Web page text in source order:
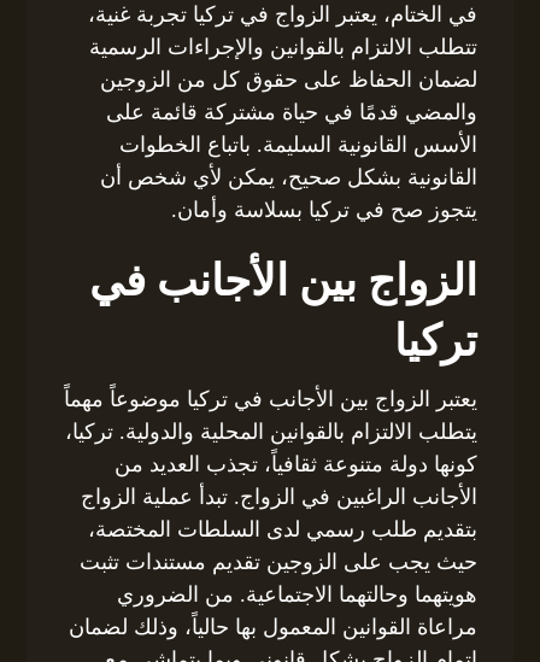
في الختام، يعتبر الزواج في تركيا تجربة غنية،
تتطلب الالتزام بالقوانين والإجراءات الرسمية
لضمان الحفاظ على حقوق كل من الزوجين
والمضي قدمًا في حياة مشتركة قائمة على
الأسس القانونية السليمة. باتباع الخطوات
القانونية بشكل صحيح، يمكن لأي شخص أن
يتجوز صح في تركيا بسلاسة وأمان.
الزواج بين الأجانب في
تركيا
يعتبر الزواج بين الأجانب في تركيا موضوعاً مهماً
يتطلب الالتزام بالقوانين المحلية والدولية. تركيا،
كونها دولة متنوعة ثقافياً، تجذب العديد من
الأجانب الراغبين في الزواج. تبدأ عملية الزواج
بتقديم طلب رسمي لدى السلطات المختصة،
حيث يجب على الزوجين تقديم مستندات تثبت
هويتهما وحالتهما الاجتماعية. من الضروري
مراعاة القوانين المعمول بها حالياً، وذلك لضمان